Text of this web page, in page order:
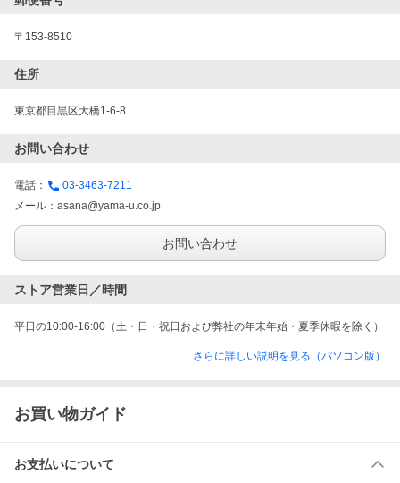
〒153-8510
住所
東京都目黒区大橋1-6-8
お問い合わせ
電話：
03-3463-7211
メール： asana@yama-u.co.jp
お問い合わせ
ストア営業日／時間
平日の10:00-16:00（土・日・祝日および弊社の年末年始・夏季休暇を除く）
さらに詳しい説明を見る（パソコン版）
お買い物ガイド
お支払いについて